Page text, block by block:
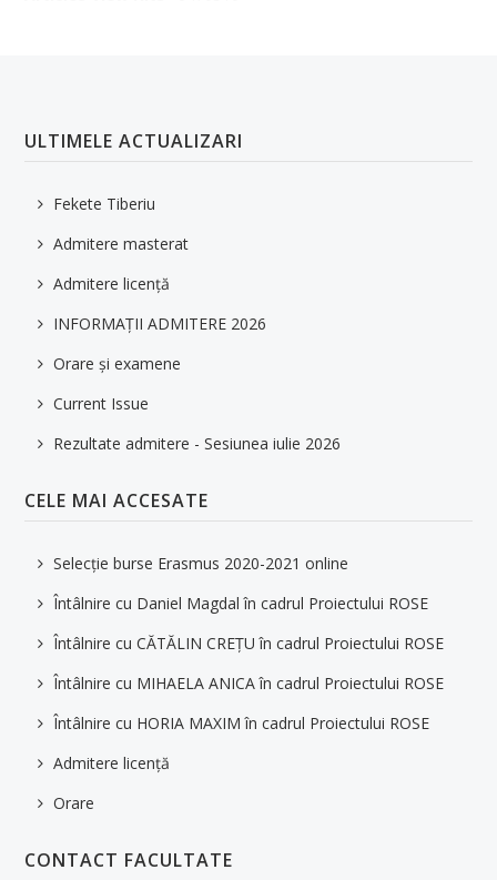
ULTIMELE ACTUALIZARI
Fekete Tiberiu
Admitere masterat
Admitere licență
INFORMAȚII ADMITERE 2026
Orare și examene
Current Issue
Rezultate admitere - Sesiunea iulie 2026
CELE MAI ACCESATE
Selecție burse Erasmus 2020-2021 online
Întâlnire cu Daniel Magdal în cadrul Proiectului ROSE
Întâlnire cu CĂTĂLIN CREȚU în cadrul Proiectului ROSE
Întâlnire cu MIHAELA ANICA în cadrul Proiectului ROSE
Întâlnire cu HORIA MAXIM în cadrul Proiectului ROSE
Admitere licență
Orare
CONTACT FACULTATE